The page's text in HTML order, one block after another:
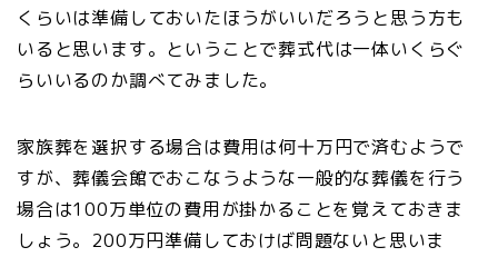
くらいは準備しておいたほうがいいだろうと思う方も
いると思います。ということで葬式代は一体いくらぐ
らいいるのか調べてみました。
家族葬を選択する場合は費用は何十万円で済むようで
すが、葬儀会館でおこなうような一般的な葬儀を行う
場合は100万単位の費用が掛かることを覚えておきま
しょう。200万円準備しておけば問題ないと思いま